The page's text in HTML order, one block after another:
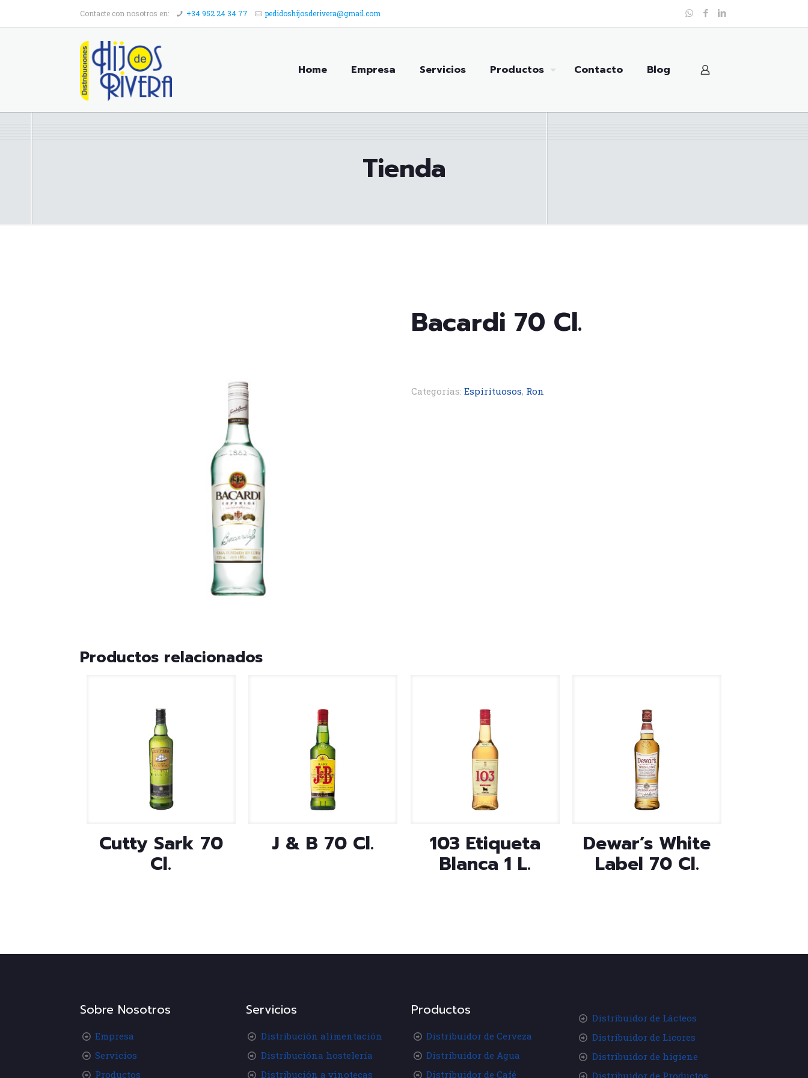
Contacte con nosotros en: +34 952 24 34 77 pedidoshijosderivera@gmail.com
Home Empresa Servicios Productos Contacto Blog
Tienda
Bacardi 70 Cl.
Categorías: Espirituosos, Ron
Productos relacionados
Cutty Sark 70
Cl.
J & B 70 Cl. 103 Etiqueta
Blanca 1 L.
Dewar’s White
Label 70 Cl.
Sobre Nosotros
Empresa
Servicios
Productos
Servicios
Distribución alimentación
Distribucióna hostelería
Distribución a vinotecas
Productos
Distribuidor de Cerveza
Distribuidor de Agua
Distribuidor de Café
Distribuidor de Lácteos
Distribuidor de Licores
Distribuidor de higiene
Distribuidor de Productos